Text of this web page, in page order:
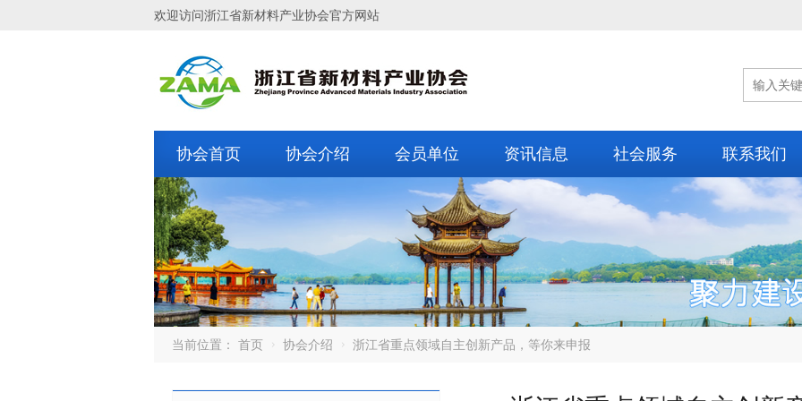
欢迎访问浙江省新材料产业协会官方网站
协会首页 协会介绍 会员单位 资讯信息 社会服务 联系我们
当前位置： 首页 协会介绍 浙江省重点领域自主创新产品，等你来申报